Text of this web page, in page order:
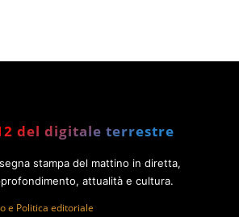
del digitale terrestre
stampa del mattino in diretta,
attualità e cultura.
e Politica editoriale